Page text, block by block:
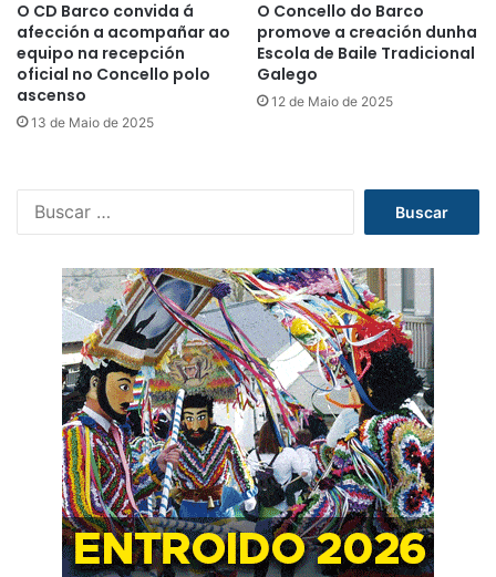
O CD Barco convida á
afección a acompañar ao
equipo na recepción
oficial no Concello polo
ascenso
13 de Maio de 2025
O Concello do Barco
promove a creación dunha
Escola de Baile Tradicional
Galego
12 de Maio de 2025
c
a
r
: